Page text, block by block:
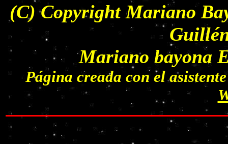
(C) Copyright Mariano
Mariano bayona
Página creada con el